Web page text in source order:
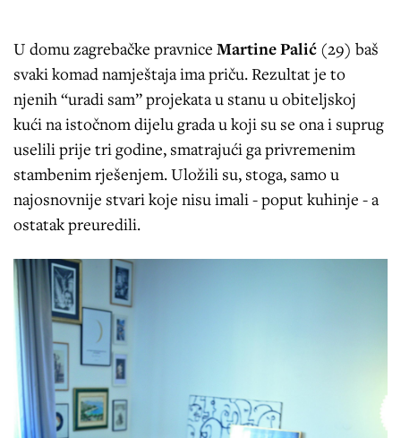
U domu zagrebačke pravnice Martine Palić (29) baš
svaki komad namještaja ima priču. Rezultat je to
njenih “uradi sam” projekata u stanu u obiteljskoj
kući na istočnom dijelu grada u koji su se ona i suprug
uselili prije tri godine, smatrajući ga privremenim
stambenim rješenjem. Uložili su, stoga, samo u
najosnovnije stvari koje nisu imali - poput kuhinje - a
ostatak preuredili.